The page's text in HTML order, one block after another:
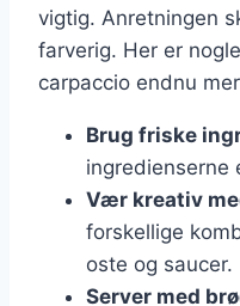
vigtig. Anretningen
farverig. Her er
carpaccio endnu
Brug friske
ingredienserne
Vær kreativ
forskellige
oste og saucer.
Server med